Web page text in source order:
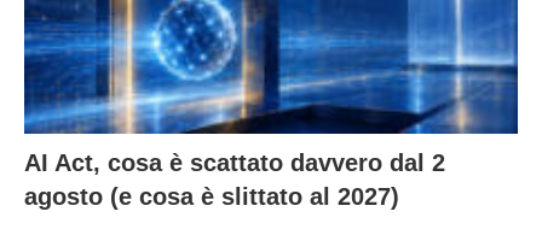
AI Act, cosa è scattato davvero dal 2
agosto (e cosa è slittato al 2027)